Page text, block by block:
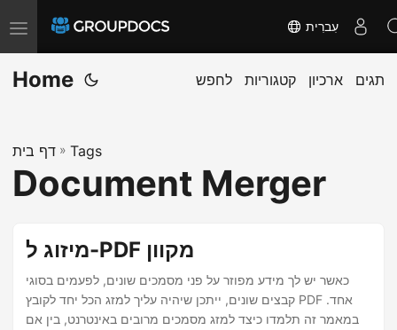
T
o
g
e
n
a
עִברִית
Home לחפש קטגוריות ארכיון תגים
דף בית » Tags
Document Merger
מיזוג ל-PDF מקוון
כאשר יש לך מידע מפוזר על פני מסמכים שונים, לפעמים בסוגי
קבצים שונים, ייתכן שיהיה עליך למזג הכל יחד לקובץ PDF אחד.
במאמר זה תלמדו כיצד למזג מסמכים מרובים באינטרנט, בין אם